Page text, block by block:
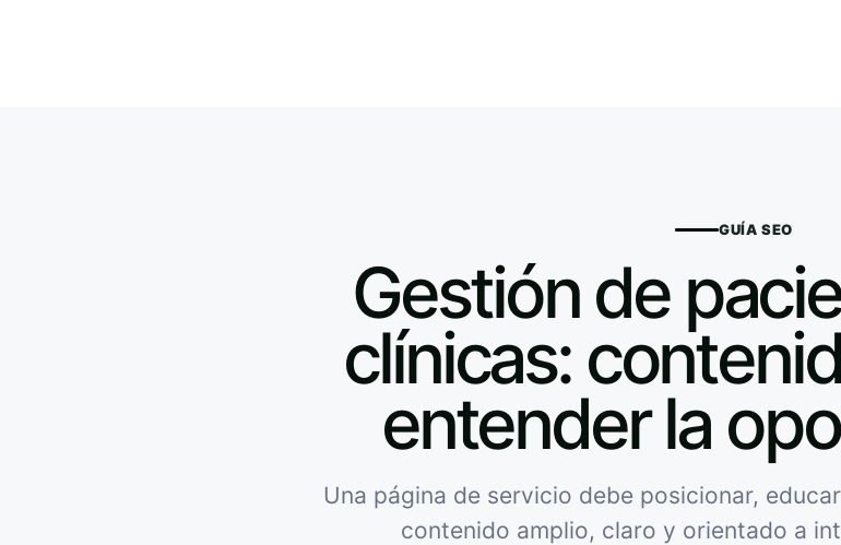
GUÍA SEO
Gestión de
clínicas:
entender la
Una página de servicio debe posicionar,
contenido amplio, claro y orientado a